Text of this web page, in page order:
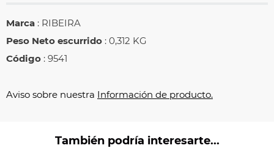
Marca : RIBEIRA
Peso Neto escurrido : 0,312 KG
Código : 9541
Aviso sobre nuestra Información de producto.
También podría interesarte...